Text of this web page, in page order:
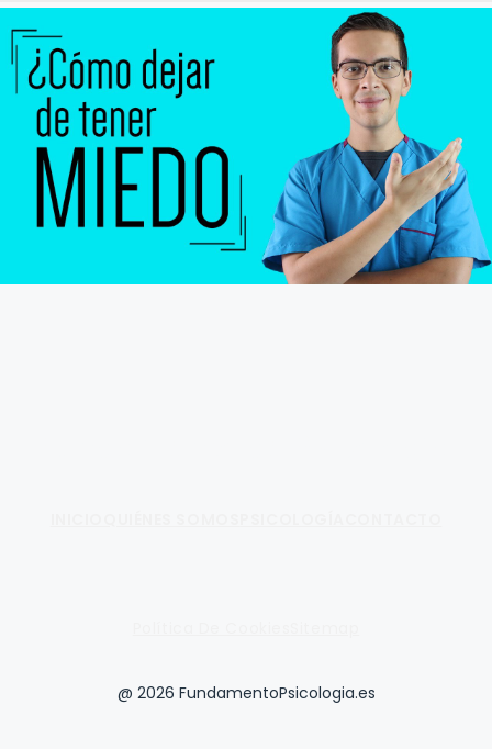
@ 2026 FundamentoPsicologia.es